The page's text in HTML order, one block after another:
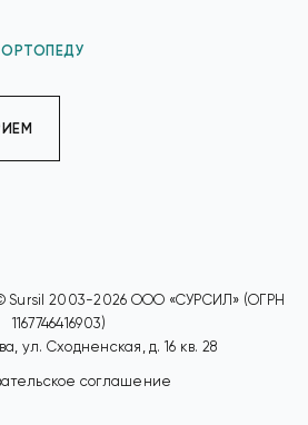
2003-2026 ООО «СУРСИЛ» (ОГРН
1167746416903)
ул. Сходненская, д. 16 кв. 28
соглашение